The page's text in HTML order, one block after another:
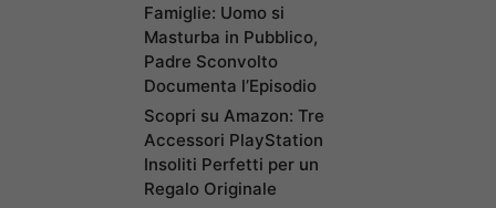
Famiglie: Uomo si
Masturba in Pubblico,
Padre Sconvolto
Documenta l’Episodio
Scopri su Amazon: Tre
Accessori PlayStation
Insoliti Perfetti per un
Regalo Originale